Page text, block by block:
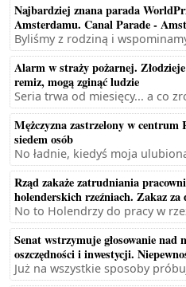
Najbardziej znana parada
Amsterdamu. Canal Parade -
Byliśmy z rodziną i
Alarm w straży pożarnej.
remiz, mogą zginąć ludzie
Seria trwa od miesięcy... a co
Mężczyzna zastrzelony w centrum
siedem osób
No ładnie, kiedyś moja
Rząd zakaże zatrudniania
holenderskich rzeźniach. Zakaz za
No to Holendrzy do pracy w
Senat wstrzymuje głosowanie nad
oszczędności i inwestycji.
Już na wszystkie sposoby